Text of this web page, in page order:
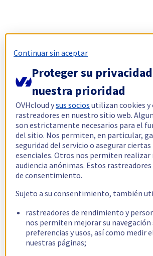
Continuar sin aceptar
Proteger su
nuestra prioridad
OVHcloud ysus socios utilizan cookies y
rastreadores en nuestro sitio web.
son estrictamente necesarios para el
del sitio. Nos permiten, en particular,
seguridad del servicio o asegurar
esenciales. Otros nos permiten realizar
audiencia anónimas. Estos
de consentimiento.
Sujeto a su consentimiento, también
rastreadores de rendimiento y
nos permiten mejorar su navegación
preferencias y usos, así como medir
nuestras páginas;